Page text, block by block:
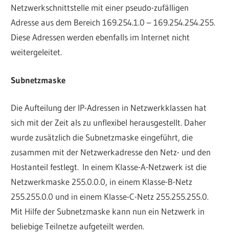
Netzwerkschnittstelle mit einer pseudo-zufälligen
Adresse aus dem Bereich 169.254.1.0 – 169.254.254.255.
Diese Adressen werden ebenfalls im Internet nicht
weitergeleitet.
Subnetzmaske
Die Aufteilung der IP-Adressen in Netzwerkklassen hat
sich mit der Zeit als zu unflexibel herausgestellt. Daher
wurde zusätzlich die Subnetzmaske eingeführt, die
zusammen mit der Netzwerkadresse den Netz- und den
Hostanteil festlegt. In einem Klasse-A-Netzwerk ist die
Netzwerkmaske 255.0.0.0, in einem Klasse-B-Netz
255.255.0.0 und in einem Klasse-C-Netz 255.255.255.0.
Mit Hilfe der Subnetzmaske kann nun ein Netzwerk in
beliebige Teilnetze aufgeteilt werden.